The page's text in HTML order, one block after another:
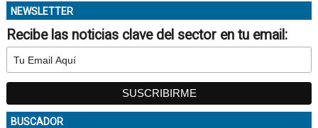
NEWSLETTER
Recibe las noticias clave del sector en tu email:
BUSCADOR